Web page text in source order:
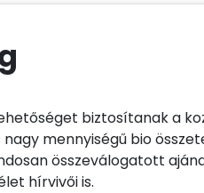
biztosítanak a
mennyiségű bio
összeválogatott
hírvivői is.